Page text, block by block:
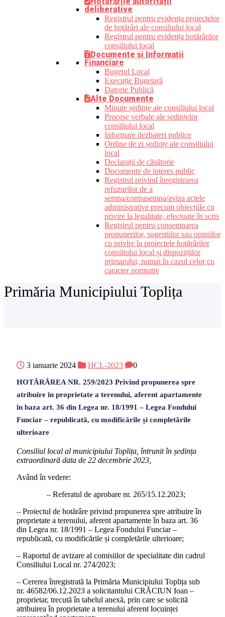
deliberative
Registrul pentru evidența proiectelor
de hotărâri ale consiliului local
Registrul pentru evidența hotărârilor
consiliului local
Documente și Informații
Financiare
Bugetul Local
Execuție Bugetară
Datorie Publică
Alte Documente
Minute ședințe ale consiliului local
Procese verbale ale ședințelor
consiliului local
Informare dezbateri publice
Ordine de zi ședințe ale consiliului
local
Declarații de căsătorie
Documente de interes public
Registrul privind înregistrarea
refuzurilor de a
semna/contrasemna/aviza actele
administrative precum obiecțiile cu
privire la legalitate, efectuate în scris
Registrul pentru consemnarea
propunerilor, sugestiilor sau opiniilor
cu privire la proiectele hotărârilor
consiliului local și dispozițiilor
primarului, numai în cazul celor cu
caracter normativ
Primăria Municipiului Toplița
3 ianuarie 2024 HCL-2023 0
HOTĂRÂREA NR. 259/2023 Privind propunerea spre
atribuire în proprietate a terenului, aferent apartamente
în baza art. 36 din Legea nr. 18/1991 – Legea Fondului
Funciar – republicată, cu modificările și completările
ulterioare
Consiliul local al municipiului Toplița, întrunit în ședința
extraordinară data de 22 decembrie 2023,
Având în vedere:
– Referatul de aprobare nr. 265/15.12.2023;
– Proiectul de hotărâre privind propunerea spre atribuire în
proprietate a terenului, aferent apartamente în baza art. 36
din Legea nr. 18/1991 – Legea Fondului Funciar –
republicată, cu modificările și completările ulterioare;
– Raportul de avizare al comisiilor de specialitate din cadrul
Consiliului Local nr. 274/2023;
– Cererea înregistrată la Primăria Municipiului Toplița sub
nr. 46582/06.12.2023 a solicitantului CRĂCIUN Ioan –
proprietar, trecută în tabelul anexă, prin care se solicită
atribuirea în proprietate a terenului aferent locuinței